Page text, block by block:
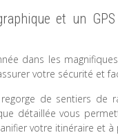
et un
dans les
votre sécurité et
de sentiers de
détaillée vous
votre itinéraire et